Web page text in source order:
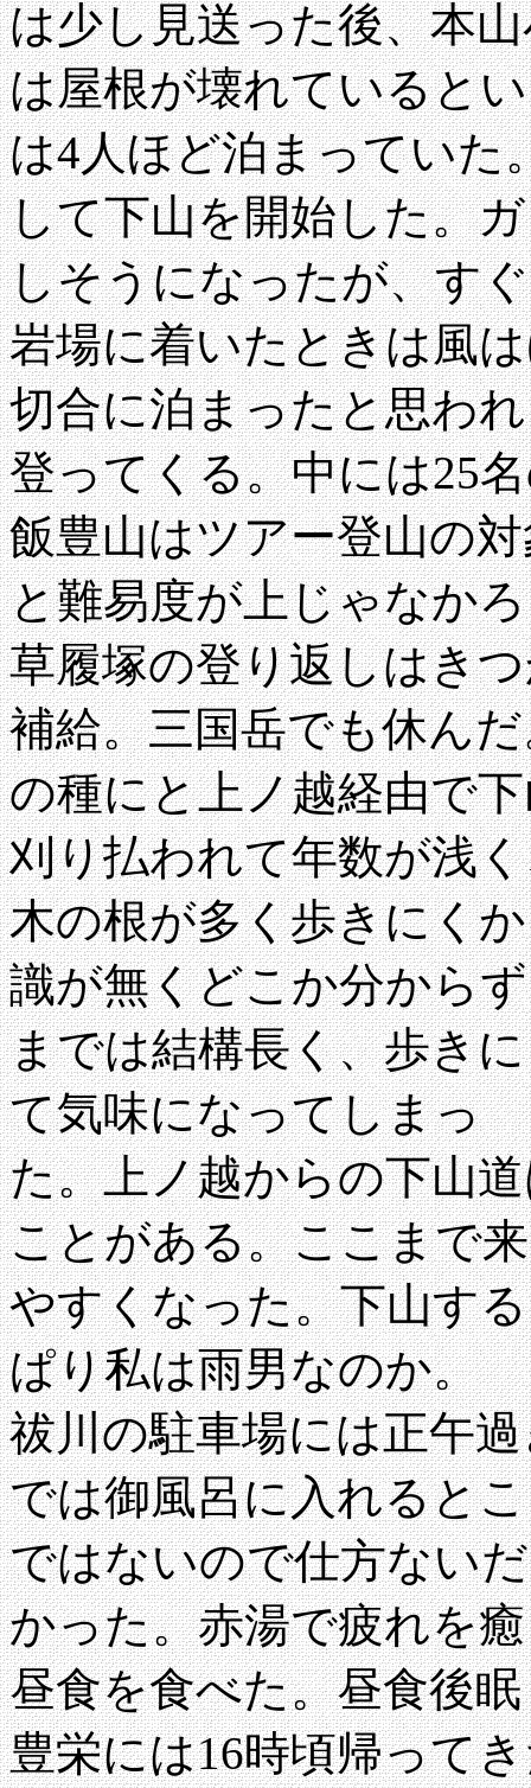
は少し見送った後、本
は屋根が壊れていると
は4人ほど泊まっていた
して下山を開始した。
しそうになったが、す
岩場に着いたときは風
切合に泊まったと思わ
登ってくる。中には25
飯豊山はツアー登山の
と難易度が上じゃなか
草履塚の登り返しはき
補給。三国岳でも休ん
の種にと上ノ越経由で
刈り払われて年数が浅
木の根が多く歩きにく
識が無くどこか分から
までは結構長く、歩き
て気味になってしまっ
た。上ノ越からの下山
ことがある。ここまで
やすくなった。下山す
ぱり私は雨男なのか。
祓川の駐車場には正午
では御風呂に入れると
ではないので仕方ない
かった。赤湯で疲れを
昼食を食べた。昼食後
豊栄には16時頃帰って